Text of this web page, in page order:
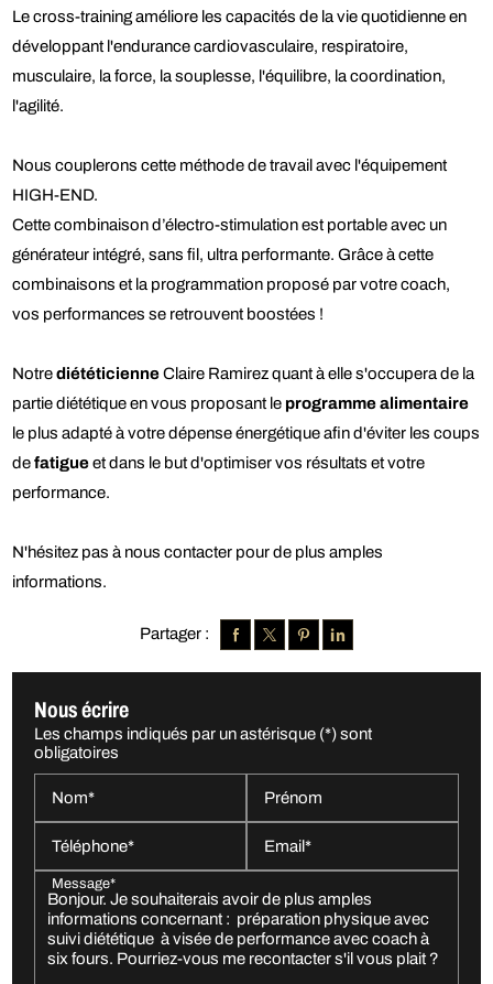
Le cross-training améliore les capacités de la vie quotidienne en
développant l'endurance cardiovasculaire, respiratoire,
musculaire, la force, la souplesse, l'équilibre, la coordination,
l'agilité.
Nous couplerons cette méthode de travail avec l'équipement
HIGH-END.
Cette combinaison d’électro-stimulation est portable avec un
générateur intégré, sans fil, ultra performante. Grâce à cette
combinaisons et la programmation proposé par votre coach,
vos performances se retrouvent boostées !
NotrediététicienneClaire Ramirez quant à elle s'occupera de la
partie diététique en vous proposant leprogramme alimentaire
le plus adapté à votre dépense énergétique afin d'éviter les coups
defatigueet dans le but d'optimiser vos résultats et votre
performance.
N'hésitez pas à nous contacter pour de plus amples
informations.
Partager :
Nous écrire
Les champs indiqués par un astérisque (*) sont
obligatoires
Nom*
Prénom
Téléphone*
Email*
Message*